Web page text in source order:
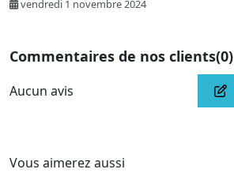
vendredi 1 novembre 2024
Commentaires de nos clients(0)
Aucun avis
Vous aimerez aussi